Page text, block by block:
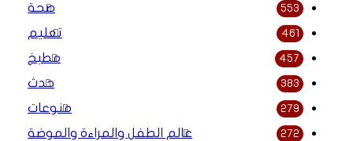
صحة 553
تعليم 461
مطبخ 457
حدث 383
منوعات 279
عالم الطفل والمراءة والموضة 272